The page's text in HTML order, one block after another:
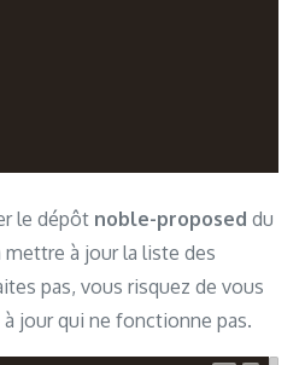
le dépôt noble-proposeddu
à jour la liste des
pas, vous risquez de vous
jour qui ne fonctionne pas.